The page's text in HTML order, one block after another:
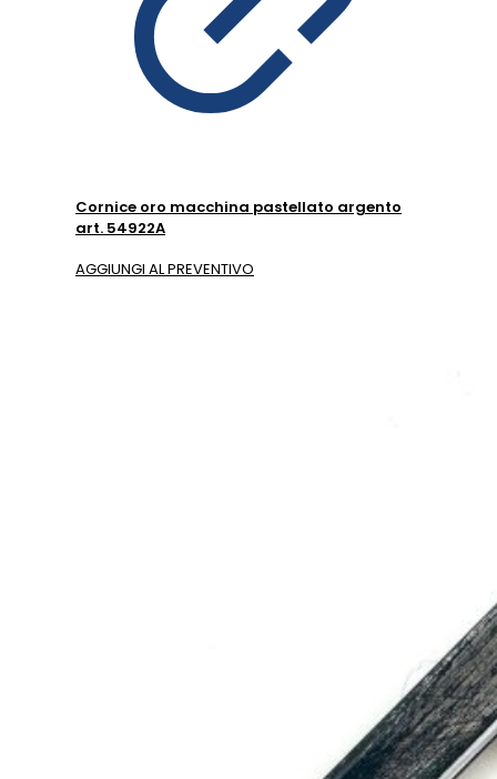
Cornice oro macchina pastellato argento
art. 54922A
AGGIUNGI AL PREVENTIVO